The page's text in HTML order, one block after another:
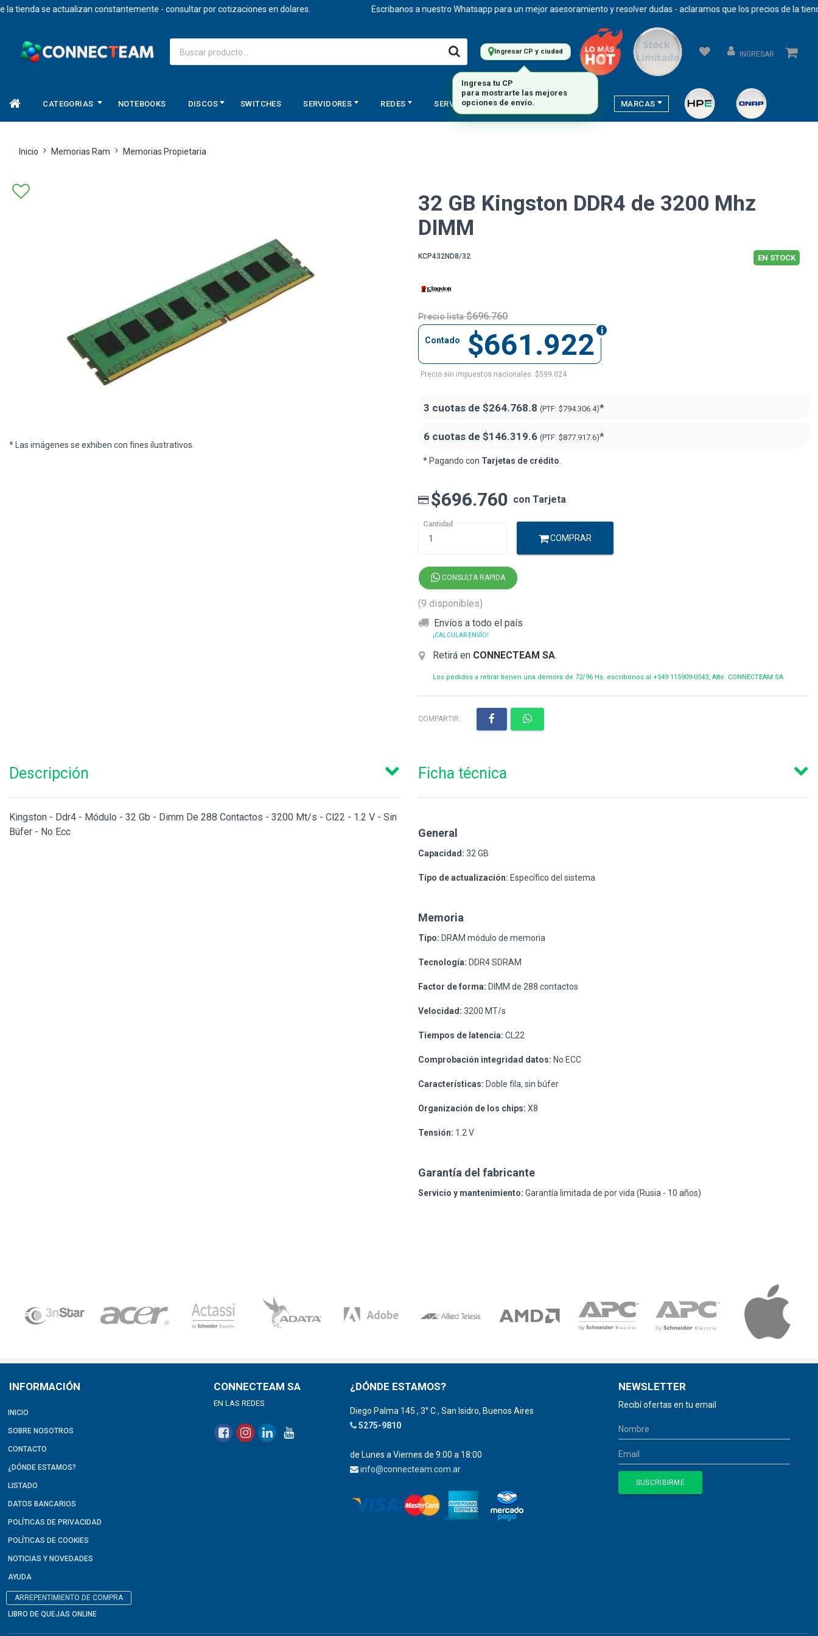
se actualizan constantemente - consultar por cotizaciones en dolares. Escribanos a nuestro Whatsapp para un mejor asesoramiento y resolver dudas - aclaramos que los precios de la
Ingresar CP y ciudad INGRESAR
CATEGORIAS NOTEBOOKS DISCOS SWITCHES SERVIDORES REDES SERVICIOS STORAGE MARCAS
Inicio Memorias Ram Memorias Propietaria
* Las imágenes se exhiben con fines ilustrativos.
32 GB Kingston DDR4 de 3200 Mhz
DIMM
KCP432ND8/32 EN STOCK
Precio lista $696.760
$661.922
Contado
Precio sin impuestos nacionales: $599.024
3 cuotas de $264.768.8 (PTF: $794.306.4)*
6 cuotas de $146.319.6 (PTF: $877.917.6)*
* Pagando con Tarjetas de crédito
$696.760 con Tarjeta
Cantidad
COMPRAR
CONSULTA RAPIDA
(9 disponibles)
Envíos a todo el país
¡CALCULAR ENVÍO!
Retirá en CONNECTEAM SA.
Los pedidos a retirar tienen una demora de 72/96 Hs. escribirnos al +549 115909-0543, Atte. CONNECTEAM SA
COMPARTIR:
Descripción
Kingston - Ddr4 - Módulo - 32 Gb - Dimm De 288 Contactos - 3200 Mt/s - Cl22 - 1.2 V - Sin
Búfer - No Ecc
Ficha técnica
General
Capacidad: 32 GB
Tipo de actualización: Específico del sistema
Memoria
Tipo: DRAM módulo de memoria
Tecnología: DDR4 SDRAM
Factor de forma: DIMM de 288 contactos
Velocidad: 3200 MT/s
Tiempos de latencia: CL22
Comprobación integridad datos: No ECC
Características: Doble fila, sin búfer
Organización de los chips: X8
Tensión: 1.2 V
Garantía del fabricante
Servicio y mantenimiento: Garantía limitada de por vida (Rusia - 10 años)
INFORMACIÓN
INICIO
SOBRE NOSOTROS
CONTACTO
¿DÓNDE ESTAMOS?
LISTADO
DATOS BANCARIOS
POLÍTICAS DE PRIVACIDAD
POLÍTICAS DE COOKIES
NOTICIAS Y NOVEDADES
AYUDA
ARREPENTIMIENTO DE COMPRA
LIBRO DE QUEJAS ONLINE
CONNECTEAM SA
EN LAS REDES
¿DÓNDE ESTAMOS?
Diego Palma 145 , 3° C , San Isidro, Buenos Aires
5275-9810
de Lunes a Viernes de 9:00 a 18:00
info@connecteam.com.ar
NEWSLETTER
Recibí ofertas en tu email